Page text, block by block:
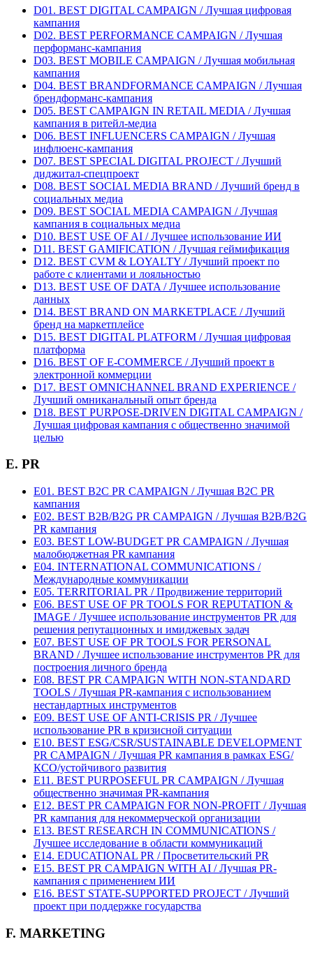
D01. BEST DIGITAL CAMPAIGN / Лучшая цифровая
кампания
D02. BEST PERFORMANCE CAMPAIGN / Лучшая
перформанс-кампания
D03. BEST MOBILE CAMPAIGN / Лучшая мобильная
кампания
D04. BEST BRANDFORMANCE CAMPAIGN / Лучшая
брендформанс-кампания
D05. BEST CAMPAIGN IN RETAIL MEDIA / Лучшая
кампания в ритейл-медиа
D06. BEST INFLUENCERS CAMPAIGN / Лучшая
инфлюенс-кампания
D07. BEST SPECIAL DIGITAL PROJECT / Лучший
диджитал-спецпроект
D08. BEST SOCIAL MEDIA BRAND / Лучший бренд в
социальных медиа
D09. BEST SOCIAL MEDIA CAMPAIGN / Лучшая
кампания в социальных медиа
D10. BEST USE OF AI / Лучшее использование ИИ
D11. BEST GAMIFICATION / Лучшая геймификация
D12. BEST CVM & LOYALTY / Лучший проект по
работе с клиентами и лояльностью
D13. BEST USE OF DATA / Лучшее использование
данных
D14. BEST BRAND ON MARKETPLACE / Лучший
бренд на маркетплейсе
D15. BEST DIGITAL PLATFORM / Лучшая цифровая
платформа
D16. BEST OF E-COMMERCE / Лучший проект в
электронной коммерции
D17. BEST OMNICHANNEL BRAND EXPERIENCE /
Лучший омниканальный опыт бренда
D18. BEST PURPOSE-DRIVEN DIGITAL CAMPAIGN /
Лучшая цифровая кампания с общественно значимой
целью
E. PR
E01. BEST B2C PR CAMPAIGN / Лучшая B2C PR
кампания
E02. BEST B2B/B2G PR CAMPAIGN / Лучшая B2B/B2G
PR кампания
E03. BEST LOW-BUDGET PR CAMPAIGN / Лучшая
малобюджетная PR кампания
E04. INTERNATIONAL COMMUNICATIONS /
Международные коммуникации
E05. TERRITORIAL PR / Продвижение территорий
E06. BEST USE OF PR TOOLS FOR REPUTATION &
IMAGE / Лучшее использование инструментов PR для
решения репутационных и имиджевых задач
E07. BEST USE OF PR TOOLS FOR PERSONAL
BRAND / Лучшее использование инструментов PR для
построения личного бренда
E08. BEST PR CAMPAIGN WITH NON-STANDARD
TOOLS / Лучшая PR-кампания с использованием
нестандартных инструментов
E09. BEST USE OF ANTI-CRISIS PR / Лучшее
использование PR в кризисной ситуации
E10. BEST ESG/CSR/SUSTAINABLE DEVELOPMENT
PR CAMPAIGN / Лучшая PR кампания в рамках ESG/
КСО/устойчивого развития
E11. BEST PURPOSEFUL PR CAMPAIGN / Лучшая
общественно значимая PR-кампания
E12. BEST PR CAMPAIGN FOR NON-PROFIT / Лучшая
PR кампания для некоммерческой организации
E13. BEST RESEARCH IN COMMUNICATIONS /
Лучшее исследование в области коммуникаций
E14. EDUCATIONAL PR / Просветительский PR
E15. BEST PR CAMPAIGN WITH AI / Лучшая PR-
кампания с применением ИИ
E16. BEST STATE-SUPPORTED PROJECT / Лучший
проект при поддержке государства
F. MARKETING